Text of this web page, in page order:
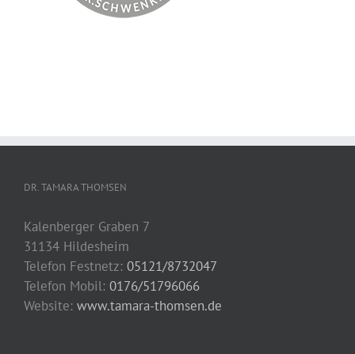
DR. TAMARA THOMSEN
Kalenberger Graben 7
31134 Hildesheim
Telefon Festnetz: 05121/8732047
Telefon Mobil: 0176/51796066
Website: www.tamara-thomsen.de